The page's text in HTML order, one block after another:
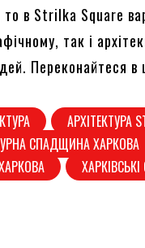
в Strilka Square
так і
Переконайтеся в
АРХІТЕКТУРА
СПАДЩИНА ХАРКОВА